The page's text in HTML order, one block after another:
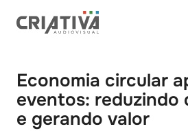
Economia circular
eventos: reduzindo
e gerando valor